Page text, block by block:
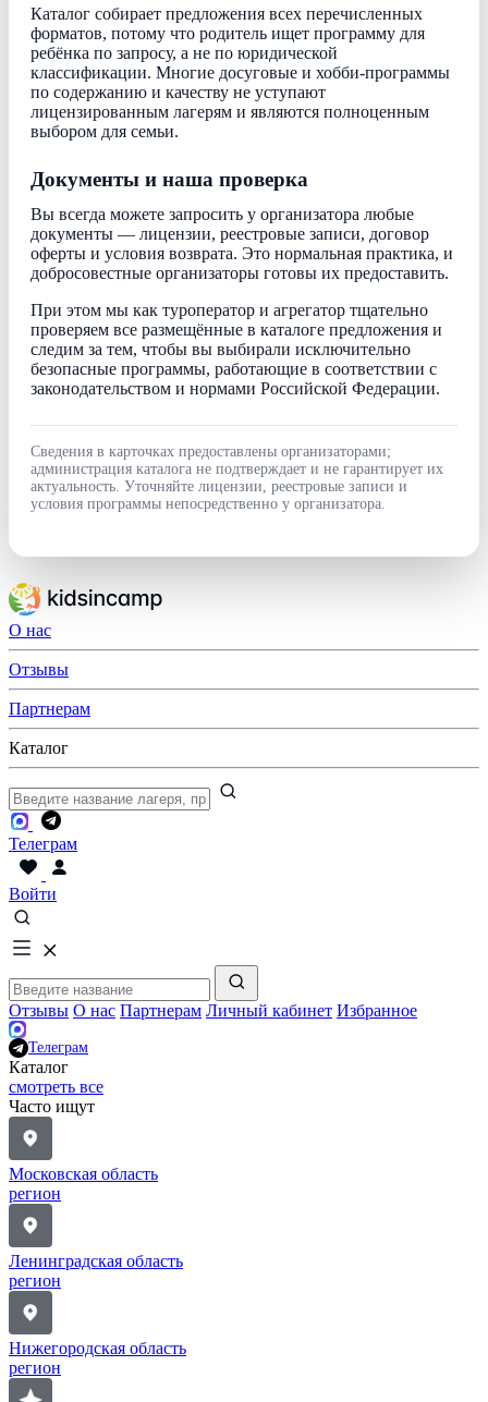
Каталог собирает предложения всех перечисленных
форматов, потому что родитель ищет программу для
ребёнка по запросу, а не по юридической
классификации. Многие досуговые и хобби-программы
по содержанию и качеству не уступают
лицензированным лагерям и являются полноценным
выбором для семьи.
Документы и наша проверка
Вы всегда можете запросить у организатора любые
документы — лицензии, реестровые записи, договор
оферты и условия возврата. Это нормальная практика, и
добросовестные организаторы готовы их предоставить.
При этом мы как туроператор и агрегатор тщательно
проверяем все размещённые в каталоге предложения и
следим за тем, чтобы вы выбирали исключительно
безопасные программы, работающие в соответствии с
законодательством и нормами Российской Федерации.
Сведения в карточках предоставлены организаторами;
администрация каталога не подтверждает и не гарантирует их
актуальность. Уточняйте лицензии, реестровые записи и
условия программы непосредственно у организатора.
О нас
Отзывы
Партнерам
Каталог
Телеграм
Войти
Отзывы О нас Партнерам Личный кабинет Избранное
Телеграм
Каталог
смотреть все
Часто ищут
Московская область
регион
Ленинградская область
регион
Нижегородская область
регион